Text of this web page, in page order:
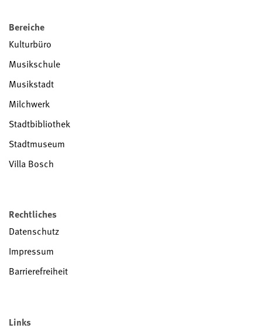
Bereiche
Kulturbüro
Musikschule
Musikstadt
Milchwerk
Stadtbibliothek
Stadtmuseum
Villa Bosch
Rechtliches
Datenschutz
Impressum
Barrierefreiheit
Links